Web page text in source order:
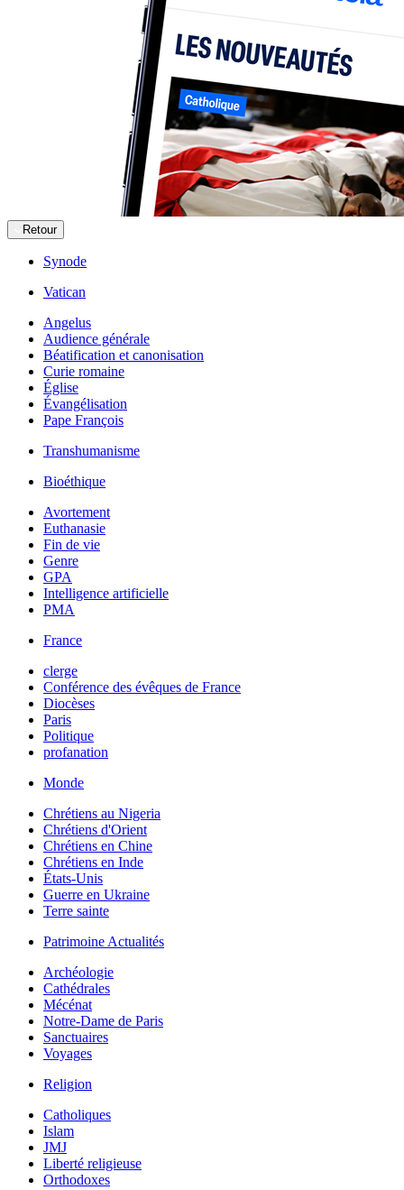
Retour
Synode
Vatican
Angelus
Audience générale
Béatification et canonisation
Curie romaine
Église
Évangélisation
Pape François
Transhumanisme
Bioéthique
Avortement
Euthanasie
Fin de vie
Genre
GPA
Intelligence artificielle
PMA
France
clerge
Conférence des évêques de France
Diocèses
Paris
Politique
profanation
Monde
Chrétiens au Nigeria
Chrétiens d'Orient
Chrétiens en Chine
Chrétiens en Inde
États-Unis
Guerre en Ukraine
Terre sainte
Patrimoine Actualités
Archéologie
Cathédrales
Mécénat
Notre-Dame de Paris
Sanctuaires
Voyages
Religion
Catholiques
Islam
JMJ
Liberté religieuse
Orthodoxes